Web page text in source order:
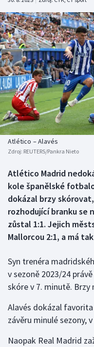
DALŠÍ SPORTY
Americký fotbal
Baseball a softbal
Basketbal
Biatlon
Boby a skeleton
Box
Curling
Dostihy
Florbal
Futsal
Golf
Gymnastika
Házená
NEPŘEHLÉDNĚTE
Soutěže
Historické návraty
Aplikace ČT sport
AZ kvíz
Atlético – Alavés
Zdroj: REUTERS/Pankra Nieto
Atlético Madrid
kole španělské
dokázal brzy
rozhodující branku se
zůstal 1:1. Jejich
Mallorcou 2:1, a má
Syn trenéra
v sezoně 2023/24
skóre v 7. minutě. Brzy
Alavés dokázal
závěru minulé sezony,
Naopak Real Madrid